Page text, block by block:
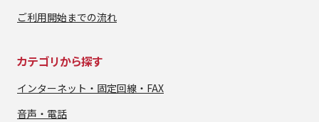
ご利用開始までの流れ
カテゴリから探す
インターネット・ 固定回線・FAX
音声・電話